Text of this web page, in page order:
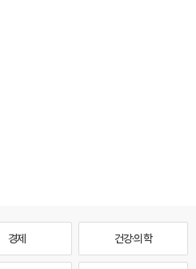
경제 건강·의학